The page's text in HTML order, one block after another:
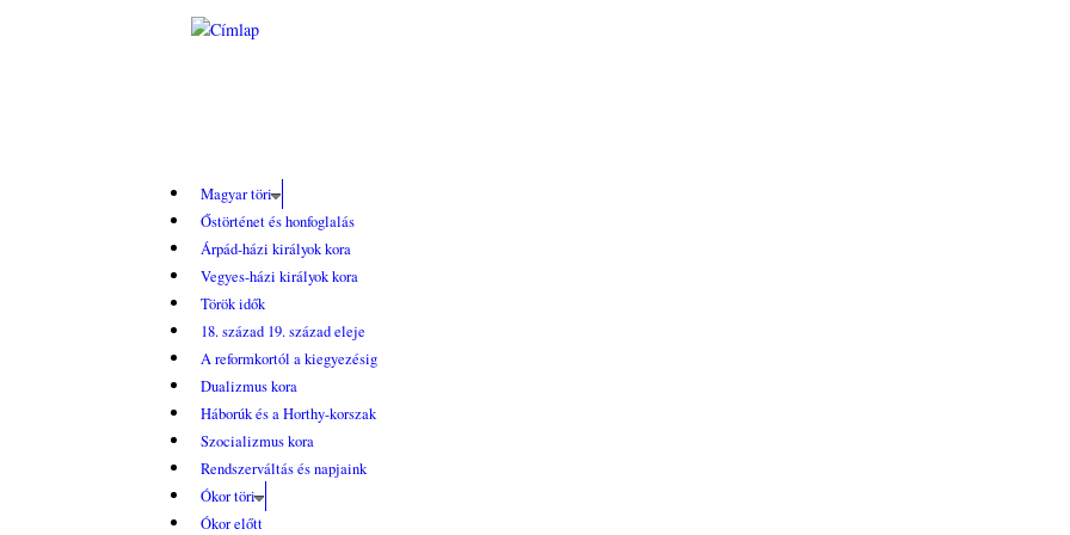
Magyar töri
Őstörténet és honfoglalás
Árpád-házi királyok kora
Vegyes-házi királyok kora
Török idők
18. század 19. század eleje
A reformkortól a kiegyezésig
Dualizmus kora
Háborúk és a Horthy-korszak
Szocializmus kora
Rendszerváltás és napjaink
Ókor töri
Ókor előtt